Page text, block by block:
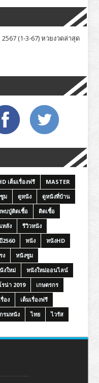
(1-3-67) หวยงวดล่าสุด
เต็มเรื่องฟรี
MASTER
ซูม ดูหนัง
ดูหนังที่บ้าน
พบปู่ติดเชื้อ
ติดเชื้อ
หลัง
รีวิวหนัง
2560 หนัง
หนังHD
ง
หนังซูม
งใหม่
หนังใหม่ออนไลน์
รน่า 2019
เกษตรกร
อง
เต็มเรื่องฟรี
รมหนัง ไทย ไวรัส